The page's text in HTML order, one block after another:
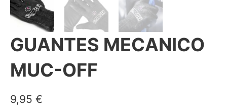
GUANTES MECANICO
MUC-OFF
9,95 €